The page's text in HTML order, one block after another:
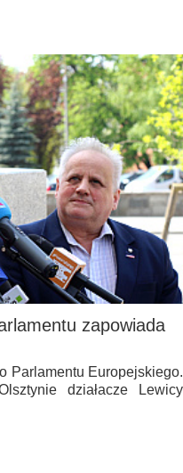
zapowiada
Parlamentu Europejskiego.
działacze Lewicy